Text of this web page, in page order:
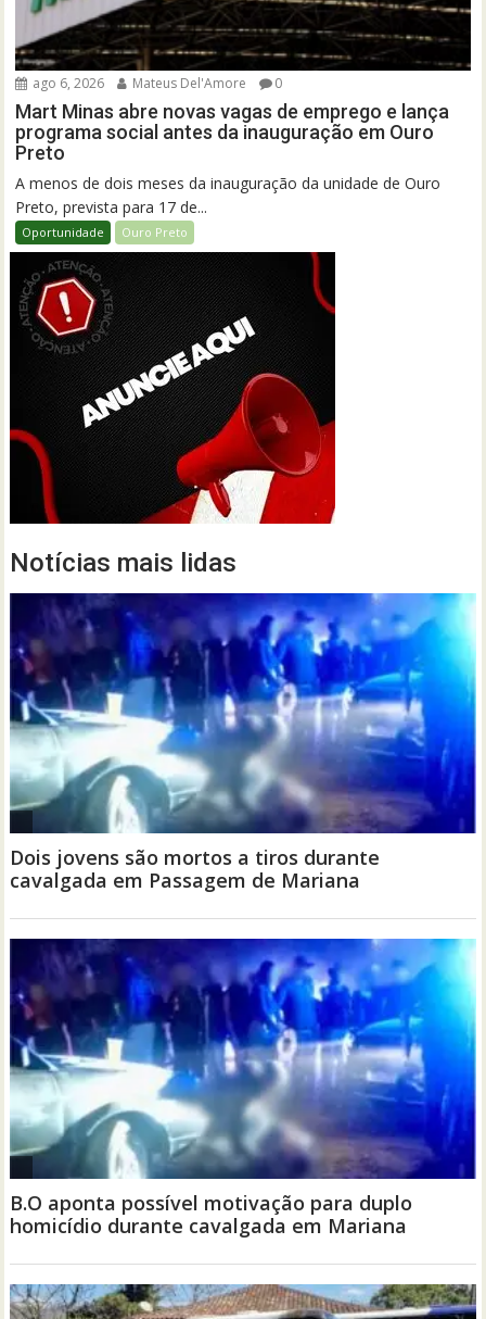
ago 6, 2026 Mateus Del'Amore 0
Mart Minas abre novas vagas de emprego e lança
programa social antes da inauguração em Ouro
Preto
A menos de dois meses da inauguração da unidade de Ouro
Preto, prevista para 17 de...
Oportunidade Ouro Preto
Notícias mais lidas